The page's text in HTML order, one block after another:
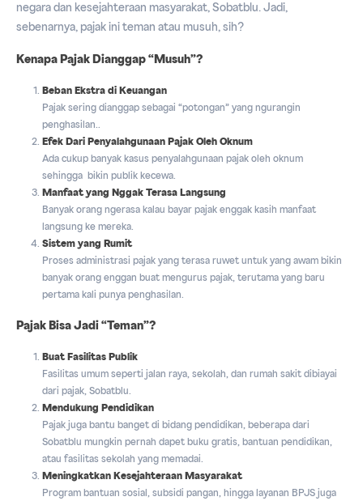
negara dan kesejahteraan masyarakat, Sobatblu. Jadi,
sebenarnya, pajak ini teman atau musuh, sih?
Kenapa Pajak Dianggap “Musuh”?
Beban Ekstra di Keuangan
Pajak sering dianggap sebagai “potongan” yang ngurangin
penghasilan..
Efek Dari Penyalahgunaan Pajak Oleh Oknum
Ada cukup banyak kasus penyalahgunaan pajak oleh oknum
sehingga bikin publik kecewa.
Manfaat yang Nggak Terasa Langsung
Banyak orang ngerasa kalau bayar pajak enggak kasih manfaat
langsung ke mereka.
Sistem yang Rumit
Proses administrasi pajak yang terasa ruwet untuk yang awam bikin
banyak orang enggan buat mengurus pajak, terutama yang baru
pertama kali punya penghasilan.
Pajak Bisa Jadi “Teman”?
Buat Fasilitas Publik
Fasilitas umum seperti jalan raya, sekolah, dan rumah sakit dibiayai
dari pajak, Sobatblu.
Mendukung Pendidikan
Pajak juga bantu banget di bidang pendidikan, beberapa dari
Sobatblu mungkin pernah dapet buku gratis, bantuan pendidikan,
atau fasilitas sekolah yang memadai.
Meningkatkan Kesejahteraan Masyarakat
Program bantuan sosial, subsidi pangan, hingga layanan BPJS juga